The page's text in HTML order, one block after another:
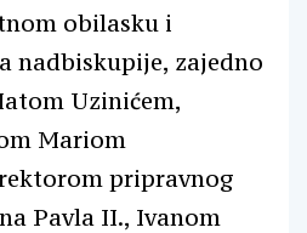
obilasku i
nadbiskupije, zajedno
Uzinićem,
Mariom
pripravnog
Pavla II., Ivanom